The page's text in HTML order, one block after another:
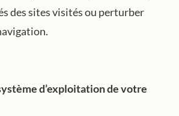
des sites visités ou perturber
d’exploitation de votre